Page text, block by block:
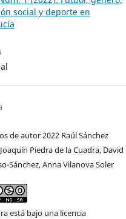
social y deporte en
de autor 2022 Raúl Sánchez
Piedra de la Cuadra, David
Sánchez, Anna Vilanova Soler
está bajo una licencia